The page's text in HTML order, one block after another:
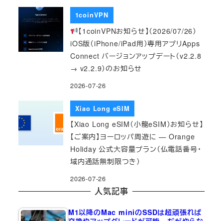
1coinVPN
【1coinVPNお知らせ】（2026/07/26）
iOS版（iPhone/iPad用）専用アプリApps
Connect バージョンアップデート（v2.2.8
→ v2.2.9）のお知らせ
2026-07-26
Xiao Long eSIM
【Xiao Long eSIM（小龍eSIM）お知らせ】
【ご案内】ヨーロッパ周遊に — Orange
Holiday 公式大容量プラン（仏電話番号・
域内通話無制限つき）
2026-07-26
人気記事
M1以降のMac miniのSSDは超頑張れば